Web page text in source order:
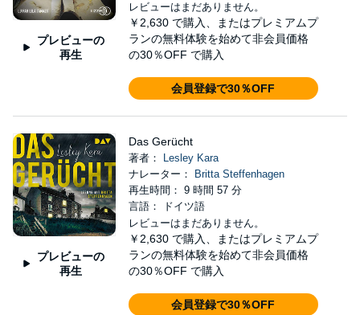
プレビューの
再生
レビューはまだありません。
￥2,630 で購入、またはプレミアムプ
ランの無料体験を始めて非会員価格
の30％OFF で購入
会員登録で30％OFF
プレビューの
再生
Das Gerücht
著者：
Lesley Kara
ナレーター：
Britta Steffenhagen
再生時間： 9 時間 57 分
言語： ドイツ語
レビューはまだありません。
￥2,630 で購入、またはプレミアムプ
ランの無料体験を始めて非会員価格
の30％OFF で購入
会員登録で30％OFF